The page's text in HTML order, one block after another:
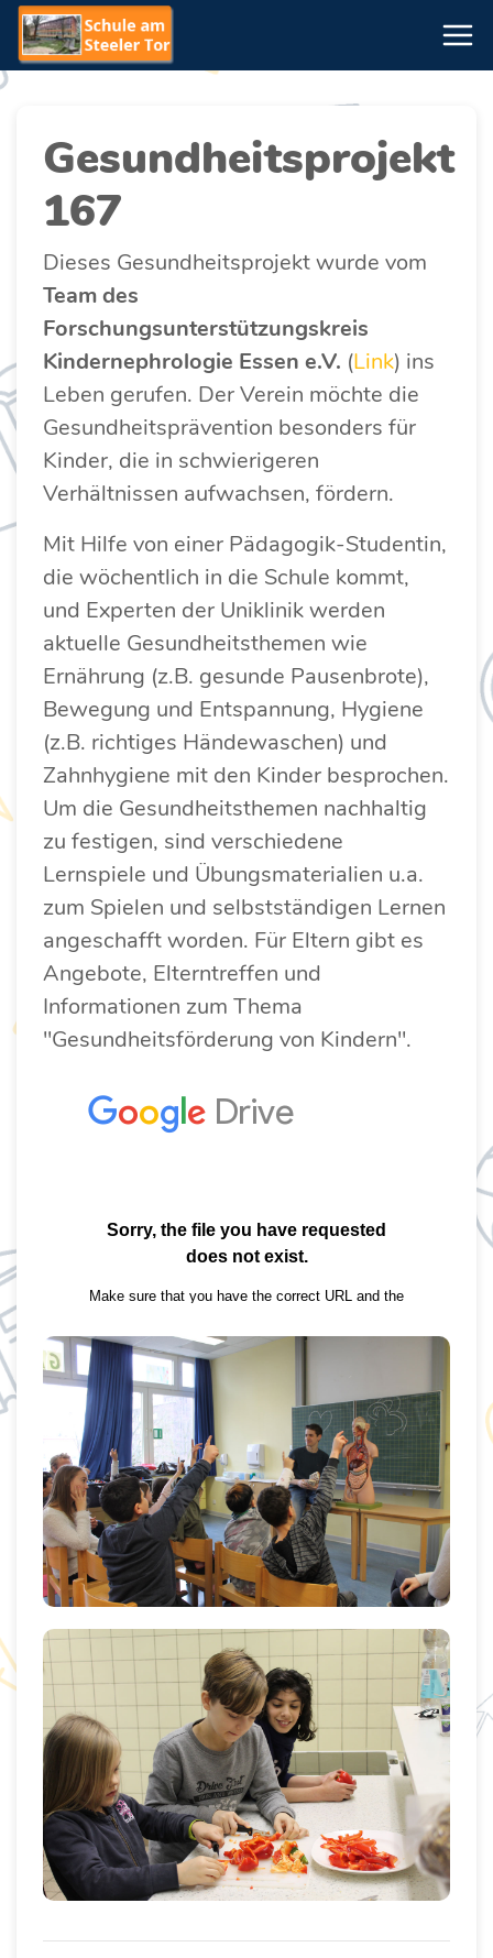
Gesundheitsprojekt
167
Dieses Gesundheitsprojekt wurde vom
Team des
Forschungsunterstützungskreis
Kindernephrologie Essen e.V. (Link) ins
Leben gerufen. Der Verein möchte die
Gesundheitsprävention besonders für
Kinder, die in schwierigeren
Verhältnissen aufwachsen, fördern.
Mit Hilfe von einer Pädagogik-Studentin,
die wöchentlich in die Schule kommt,
und Experten der Uniklinik werden
aktuelle Gesundheitsthemen wie
Ernährung (z.B. gesunde Pausenbrote),
Bewegung und Entspannung, Hygiene
(z.B. richtiges Händewaschen) und
Zahnhygiene mit den Kinder besprochen.
Um die Gesundheitsthemen nachhaltig
zu festigen, sind verschiedene
Lernspiele und Übungsmaterialien u.a.
zum Spielen und selbstständigen Lernen
angeschafft worden. Für Eltern gibt es
Angebote, Elterntreffen und
Informationen zum Thema
"Gesundheitsförderung von Kindern".